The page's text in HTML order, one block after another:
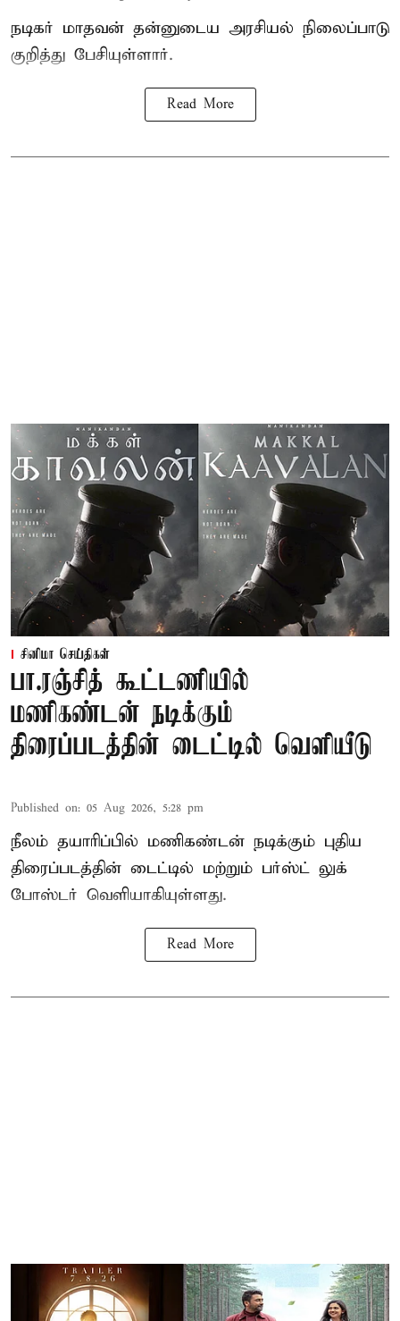
நடிகர் மாதவன் தன்னுடைய அரசியல் நிலைப்பாடு
குறித்து பேசியுள்ளார்.
Read More
சினிமா செய்திகள்
பா.ரஞ்சித் கூட்டணியில்
மணிகண்டன் நடிக்கும்
திரைப்படத்தின் டைட்டில் வெளியீடு
Published on: 05 Aug 2026, 5:28 pm
நீலம் தயாரிப்பில் மணிகண்டன் நடிக்கும் புதிய
திரைப்படத்தின் டைட்டில் மற்றும் பர்ஸ்ட் லுக்
போஸ்டர் வெளியாகியுள்ளது.
Read More